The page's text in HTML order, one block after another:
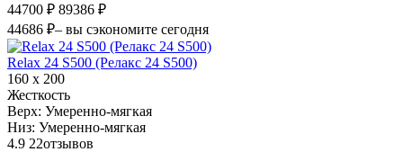
44700 ₽ 89386 ₽
44686 ₽– вы сэкономите сегодня
Relax 24 S500 (Релакс 24 S500)
160 х 200
Жесткость
Верх: Умеренно-мягкая
Низ: Умеренно-мягкая
4.9 22отзывов